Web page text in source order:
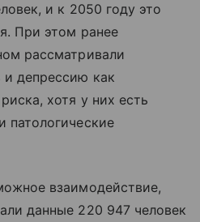
и к 2050 году это
При этом ранее
рассматривали
и депрессию как
хотя у них есть
патологические
взаимодействие,
данные 220 947 человек